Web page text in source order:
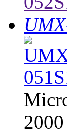
2000